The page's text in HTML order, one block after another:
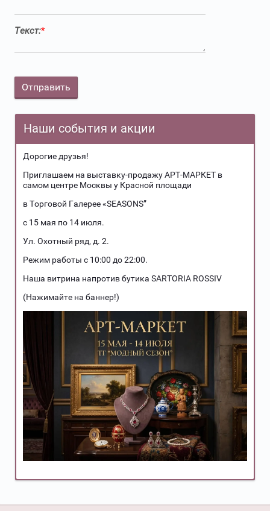
Текст:*
Наши события и акции
Дорогие друзья!
Приглашаем на выставку-продажу АРТ-МАРКЕТ в
самом центре Москвы у Красной площади
в Торговой Галерее «SEASONS”
с 15 мая по 14 июля.
Ул. Охотный ряд, д. 2.
Режим работы с 10:00 до 22:00.
Наша витрина напротив бутика SARTORIA ROSSIV
(Нажимайте на баннер!)